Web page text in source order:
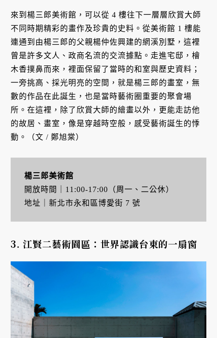
來到楊三郎美術館，可以從 4 樓往下一層層欣賞大師
不同時期精彩的畫作及珍貴的史料。從美術館 1 樓能
連通到由楊三郎的父親楊仲佐興建的網溪別墅，這裡
曾是許多文人、政商名流的交流據點。走進宅邸，檜
木香撲鼻而來，裡面保留了當時的和室與歷史資料；
一旁挑高、採光明亮的空間，就是楊三郎的畫室，無
數的作品在此誕生，也是當時藝術圈重要的聚會場
所。在這裡，除了欣賞大師的繪畫以外，更能走訪他
的故居、畫室，像是穿越時空般，感受藝術誕生的悸
動。（文 / 鄭旭棠）
楊三郎美術館
開放時間｜11:00-17:00（周一、二公休）
地址｜新北市永和區博愛街 7 號
3. 江賢二藝術園區：世界認識台東的一扇窗